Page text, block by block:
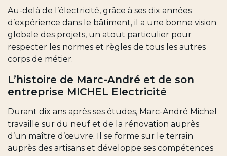
Au-delà de l’électricité, grâce à ses dix années
d’expérience dans le bâtiment, il a une bonne vision
globale des projets, un atout particulier pour
respecter les normes et règles de tous les autres
corps de métier.
L’histoire de Marc-André et de son
entreprise MICHEL Electricité
Durant dix ans après ses études, Marc-André Michel
travaille sur du neuf et de la rénovation auprès
d’un maître d’œuvre. Il se forme sur le terrain
auprès des artisans et développe ses compétences